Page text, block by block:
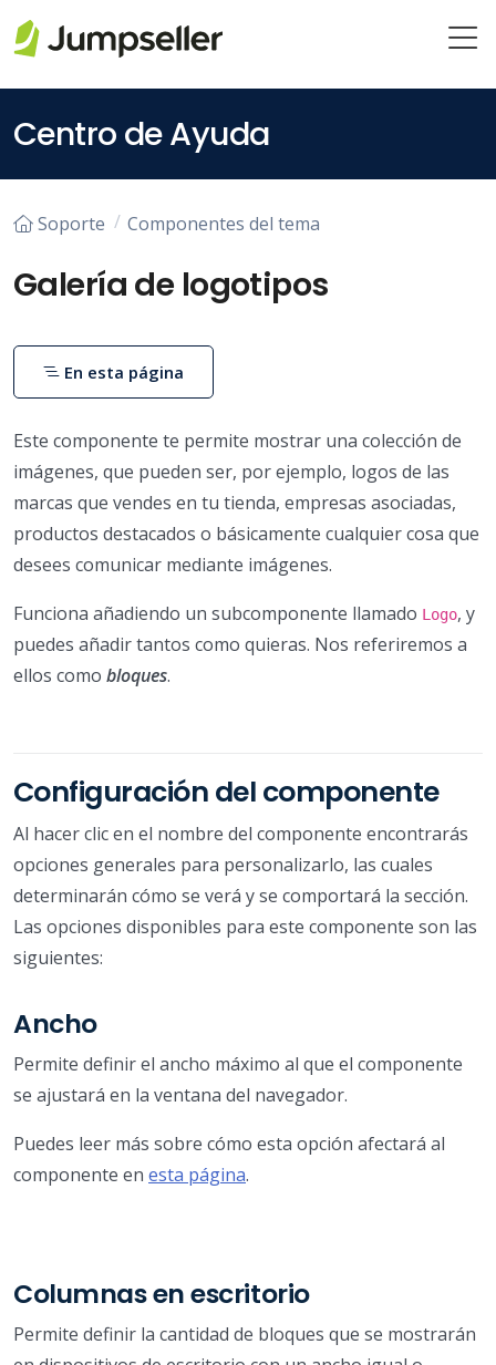
Centro de Ayuda
Soporte Componentes del tema
Galería de logotipos
Este componente te permite mostrar una colección de
imágenes, que pueden ser, por ejemplo, logos de las
marcas que vendes en tu tienda, empresas asociadas,
productos destacados o básicamente cualquier cosa que
desees comunicar mediante imágenes.
Funciona añadiendo un subcomponente llamado Logo, y
puedes añadir tantos como quieras. Nos referiremos a
ellos como bloques.
Configuración del componente
Al hacer clic en el nombre del componente encontrarás
opciones generales para personalizarlo, las cuales
determinarán cómo se verá y se comportará la sección.
Las opciones disponibles para este componente son las
siguientes:
Ancho
Permite definir el ancho máximo al que el componente
se ajustará en la ventana del navegador.
Puedes leer más sobre cómo esta opción afectará al
componente en esta página.
Columnas en escritorio
Permite definir la cantidad de bloques que se mostrarán
En esta página